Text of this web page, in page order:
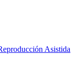
Asistida